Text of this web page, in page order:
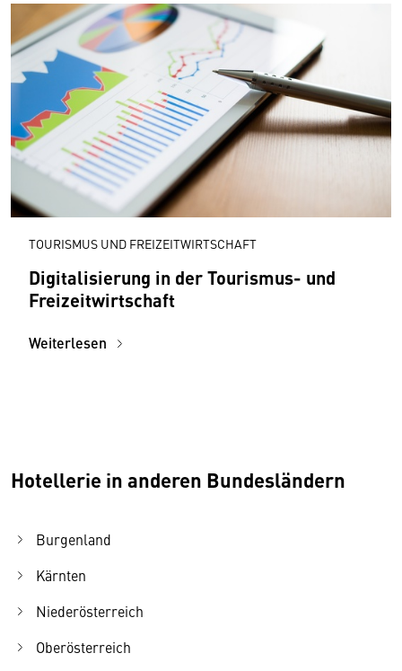
TOURISMUS UND FREIZEITWIRTSCHAFT
Digitalisierung in der Tourismus- und
Freizeitwirtschaft
Weiterlesen
Hotellerie in anderen Bundesländern
Burgenland
Kärnten
Niederösterreich
Oberösterreich